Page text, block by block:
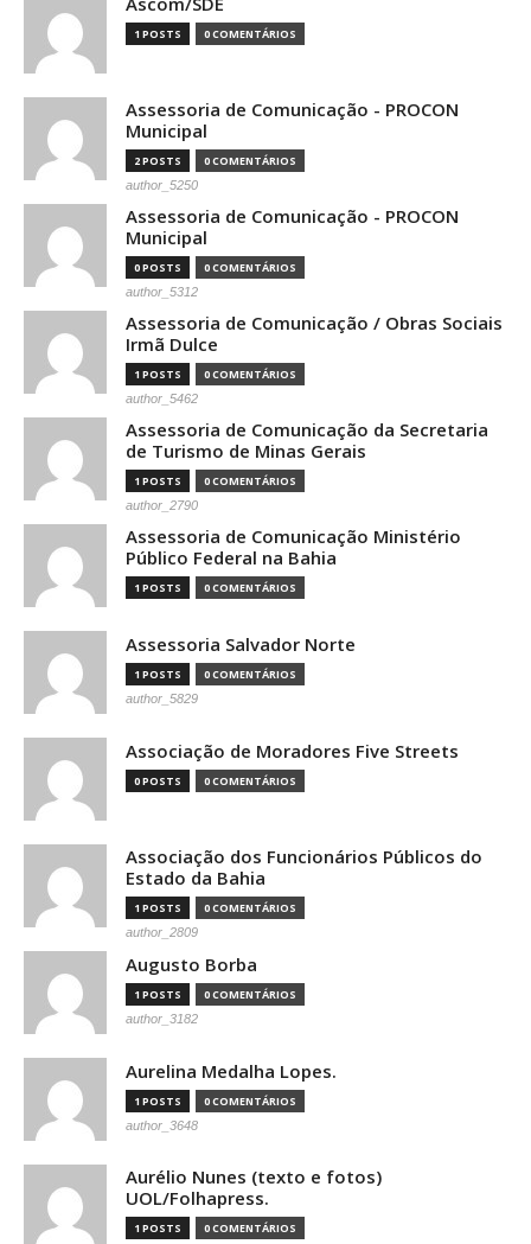
1 POSTS 0 COMENTÁRIOS
Assessoria de Comunicação - PROCON
Municipal
2 POSTS 0 COMENTÁRIOS
author_5250
Assessoria de Comunicação - PROCON
Municipal
0 POSTS 0 COMENTÁRIOS
author_5312
Assessoria de Comunicação / Obras Sociais
Irmã Dulce
1 POSTS 0 COMENTÁRIOS
author_5462
Assessoria de Comunicação da Secretaria
de Turismo de Minas Gerais
1 POSTS 0 COMENTÁRIOS
author_2790
Assessoria de Comunicação Ministério
Público Federal na Bahia
1 POSTS 0 COMENTÁRIOS
Assessoria Salvador Norte
1 POSTS 0 COMENTÁRIOS
author_5829
Associação de Moradores Five Streets
0 POSTS 0 COMENTÁRIOS
Associação dos Funcionários Públicos do
Estado da Bahia
1 POSTS 0 COMENTÁRIOS
author_2809
Augusto Borba
1 POSTS 0 COMENTÁRIOS
author_3182
Aurelina Medalha Lopes.
1 POSTS 0 COMENTÁRIOS
author_3648
Aurélio Nunes (texto e fotos)
UOL/Folhapress.
1 POSTS 0 COMENTÁRIOS